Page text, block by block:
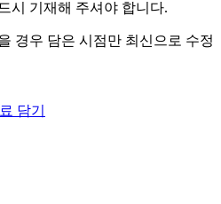
시 기재해 주셔야 합니다.
경우 담은 시점만 최신으로 수정
담기